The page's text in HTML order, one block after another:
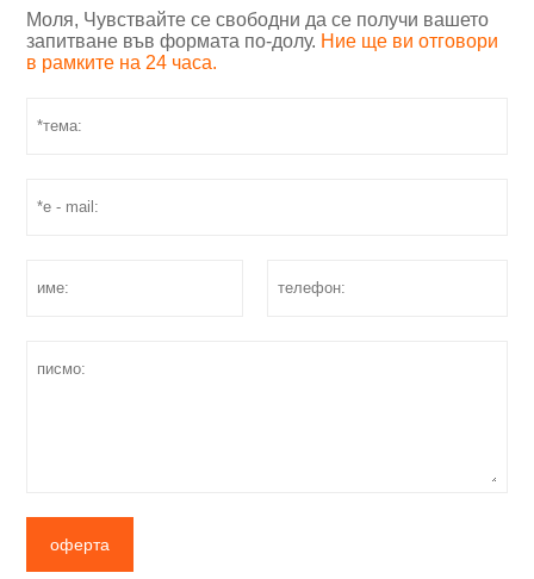
Моля, Чувствайте се свободни да се получи вашето
запитване във формата по-долу. Ние ще ви отговори
в рамките на 24 часа.
оферта